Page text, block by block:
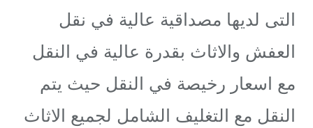
التى لديها مصداقية عالية في نقل
العفش والاثاث بقدرة عالية في النقل
مع اسعار رخيصة في النقل حيث يتم
النقل مع التغليف الشامل لجميع الاثاث